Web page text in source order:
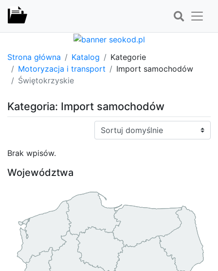
Strona główna Katalog
Kategorie
Motoryzacja i transport
Import samochodów
Świętokrzyskie
Kategoria: Import samochodów
Sortuj:
Brak wpisów.
Województwa